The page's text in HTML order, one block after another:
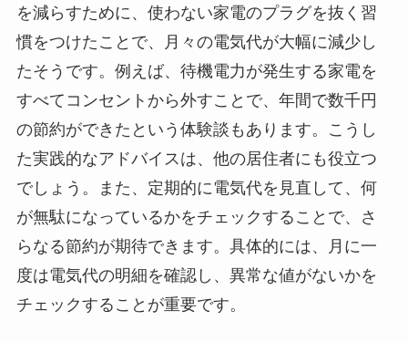
を減らすために、使わない家電のプラグを抜く習
慣をつけたことで、月々の電気代が大幅に減少し
たそうです。例えば、待機電力が発生する家電を
すべてコンセントから外すことで、年間で数千円
の節約ができたという体験談もあります。こうし
た実践的なアドバイスは、他の居住者にも役立つ
でしょう。また、定期的に電気代を見直して、何
が無駄になっているかをチェックすることで、さ
らなる節約が期待できます。具体的には、月に一
度は電気代の明細を確認し、異常な値がないかを
チェックすることが重要です。